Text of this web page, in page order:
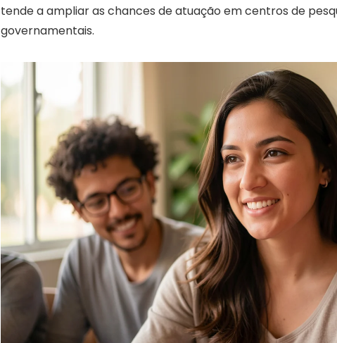
tende a ampliar as chances de atuação em centros de
governamentais.